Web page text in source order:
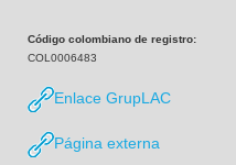
Código colombiano de registro:
COL0006483
Enlace GrupLAC
Página externa